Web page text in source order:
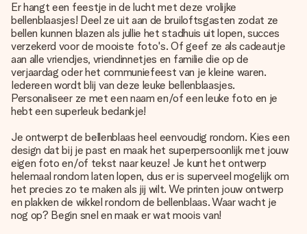
Er hangt een feestje in de lucht met deze vrolijke
bellenblaasjes! Deel ze uit aan de bruiloftsgasten zodat ze
bellen kunnen blazen als jullie het stadhuis uit lopen, succes
verzekerd voor de mooiste foto's. Of geef ze als cadeautje
aan alle vriendjes, vriendinnetjes en familie die op de
verjaardag oder het communiefeest van je kleine waren.
Iedereen wordt blij van deze leuke bellenblaasjes.
Personaliseer ze met een naam en/of een leuke foto en je
hebt een superleuk bedankje!
Je ontwerpt de bellenblaas heel eenvoudig rondom. Kies een
design dat bij je past en maak het superpersoonlijk met jouw
eigen foto en/of tekst naar keuze! Je kunt het ontwerp
helemaal rondom laten lopen, dus er is superveel mogelijk om
het precies zo te maken als jij wilt. We printen jouw ontwerp
en plakken de wikkel rondom de bellenblaas. Waar wacht je
nog op? Begin snel en maak er wat moois van!